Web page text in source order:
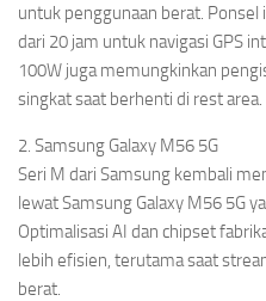
untuk penggunaan berat.
dari 20 jam untuk navigasi GPS
100W juga memungkinkan
singkat saat berhenti di rest area.
2. Samsung Galaxy M56 5G
Seri M dari Samsung kembali
lewat Samsung Galaxy M56 5G
Optimalisasi AI dan chipset
lebih efisien, terutama saat
berat.